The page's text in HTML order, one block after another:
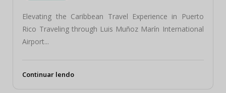
Elevating the Caribbean Travel Experience in Puerto
Rico Traveling through Luis Muñoz Marín International
Airport...
Continuar lendo